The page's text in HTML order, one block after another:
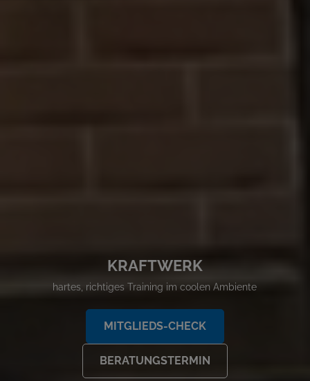
KRAFTWERK
hartes, richtiges Training im coolen Ambiente
MITGLIEDS-CHECK
BERATUNGSTERMIN